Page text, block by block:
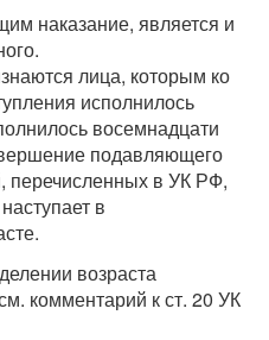
наказание, является и
лица, которым ко
исполнилось
восемнадцати
подавляющего
перечисленных в УК РФ,
в
возраста
комментарий к ст. 20 УК